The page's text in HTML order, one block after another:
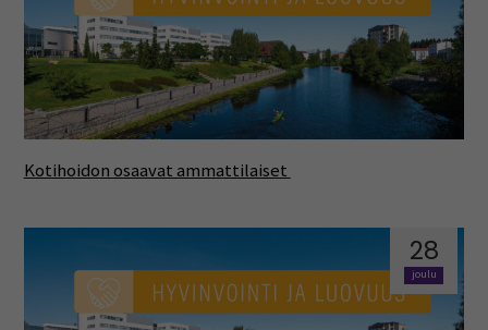
Kotihoidon osaavat ammattilaiset
28
joulu